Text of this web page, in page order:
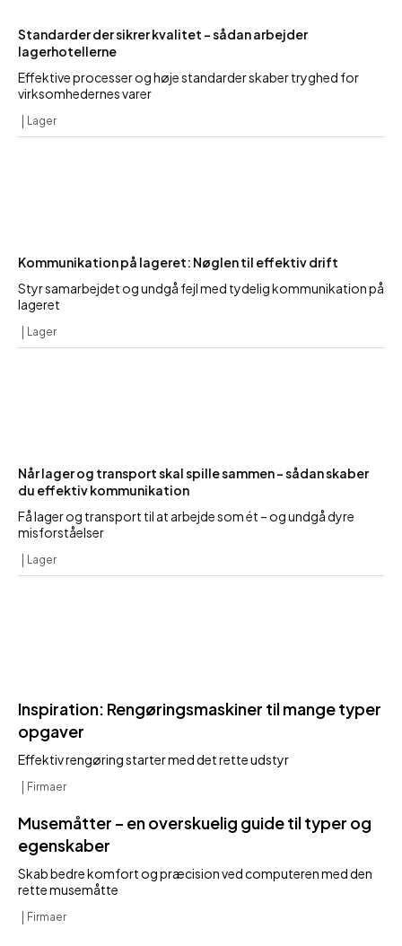
Standarder der sikrer kvalitet – sådan arbejder
lagerhotellerne
Effektive processer og høje standarder skaber tryghed for
virksomhedernes varer
Lager
Kommunikation på lageret: Nøglen til effektiv drift
Styr samarbejdet og undgå fejl med tydelig kommunikation på
lageret
Lager
Når lager og transport skal spille sammen – sådan skaber
du effektiv kommunikation
Få lager og transport til at arbejde som ét – og undgå dyre
misforståelser
Lager
Inspiration: Rengøringsmaskiner til mange typer
opgaver
Effektiv rengøring starter med det rette udstyr
Firmaer
Musemåtter – en overskuelig guide til typer og
egenskaber
Skab bedre komfort og præcision ved computeren med den
rette musemåtte
Firmaer